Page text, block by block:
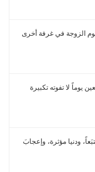
الزوجة في غرفة أخرى
لا تفوته تكبيرة
ودنيا مؤثرة، وإعجابَ